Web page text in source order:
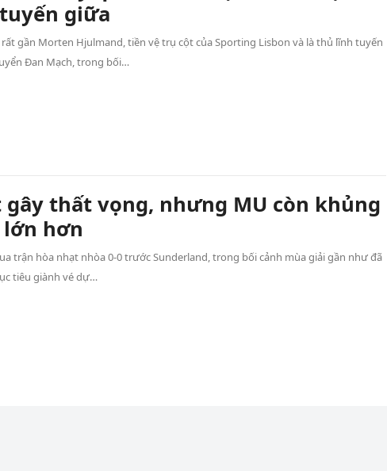
giữa
gần Morten Hjulmand, tiền vệ trụ cột của Sporting Lisbon và là thủ lĩnh tuyến
Đan Mạch, trong bối…
gây thất vọng, nhưng MU còn khủng
hơn
trận hòa nhạt nhòa 0-0 trước Sunderland, trong bối cảnh mùa giải gần như đã
tiêu giành vé dự…